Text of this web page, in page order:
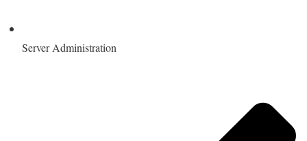
Server Administration